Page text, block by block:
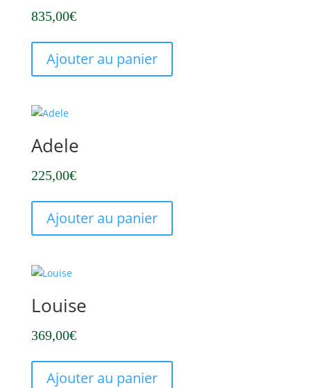
835,00€
Ajouter au panier
Adele
225,00€
Ajouter au panier
Louise
369,00€
Ajouter au panier